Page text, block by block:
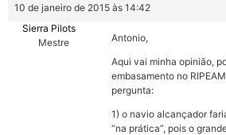
10 de janeiro de 2015 às 14:42
Sierra Pilots
Mestre
Antonio,
Aqui vai minha opinião,
embasamento no
pergunta:
1) o navio alcançador
“na prática”, pois o